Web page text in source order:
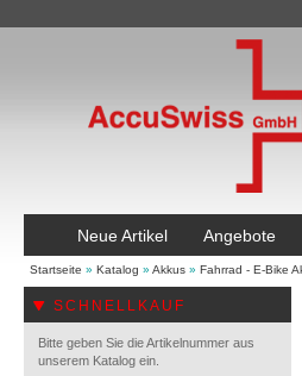
Neue Artikel Angebote
Startseite » Katalog » Akkus » Fahrrad - E-Bike
SCHNELLKAUF
Bitte geben Sie die Artikelnummer aus
unserem Katalog ein.